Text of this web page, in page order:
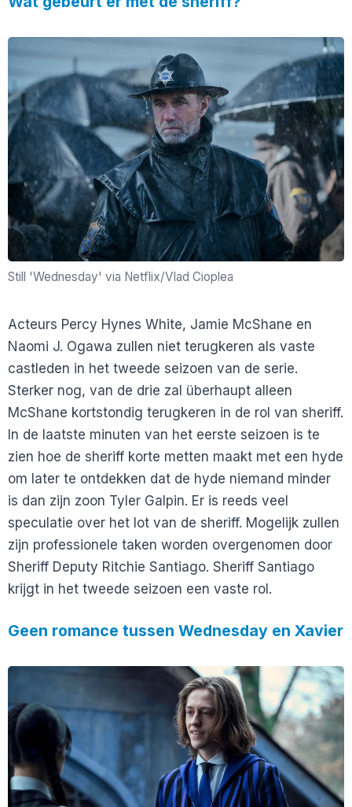
Still 'Wednesday' via Netflix/Vlad Cioplea
Acteurs Percy Hynes White, Jamie McShane en
Naomi J. Ogawa zullen niet terugkeren als vaste
castleden in het tweede seizoen van de serie.
Sterker nog, van de drie zal überhaupt alleen
McShane kortstondig terugkeren in de rol van sheriff.
In de laatste minuten van het eerste seizoen is te
zien hoe de sheriff korte metten maakt met een hyde
om later te ontdekken dat de hyde niemand minder
is dan zijn zoon Tyler Galpin. Er is reeds veel
speculatie over het lot van de sheriff. Mogelijk zullen
zijn professionele taken worden overgenomen door
Sheriff Deputy Ritchie Santiago. Sheriff Santiago
krijgt in het tweede seizoen een vaste rol.
Geen romance tussen Wednesday en Xavier